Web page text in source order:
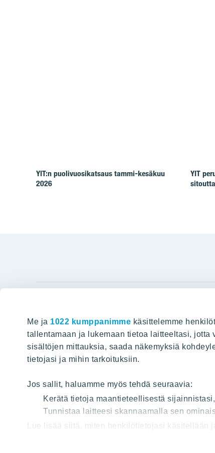
Me ja 1022 kumppanimme käsittelemme
tallentamaan ja lukemaan tietoa laitteeltasi,
sisältöjen mittauksia, saada näkemyksiä
tietojasi ja mihin tarkoituksiin.
Jos sallit, haluamme myös tehdä seuraavia:
Kerätä tietoja maantieteellisestä
Tunnistaa laitteesi skannaamalla sen
Lue lisää siitä, miten henkilötietojasi käsitellään
YIT:n puolivuosikatsaus tammi-kesäkuu
2026
YIT
Hyvin rakennettu huominen
HAKU
Tietoa
Töihin
Projektit
Media